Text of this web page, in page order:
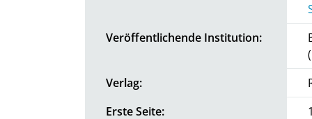
Veröffentlichende Institution:
Verlag:
Erste Seite: